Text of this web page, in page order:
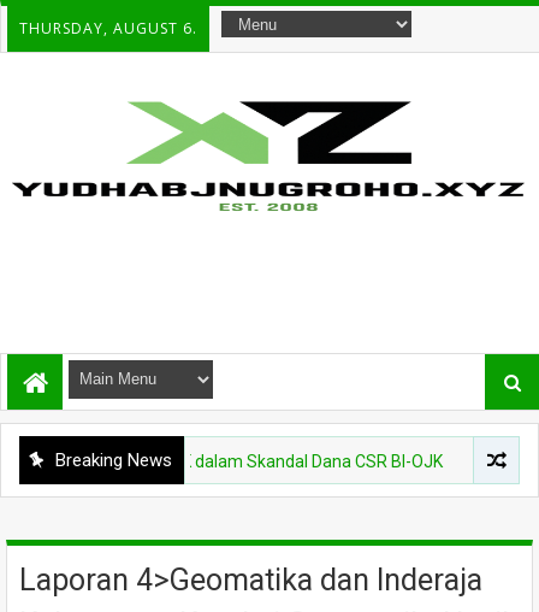
THURSDAY, AUGUST 6.
Breaking News
Kini Diintai KPK dalam Skandal Dana CSR BI-OJK
Laporan 4>Geomatika dan Inderaja